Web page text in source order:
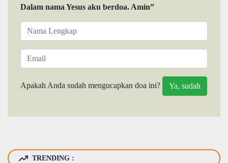
Dalam nama Yesus aku berdoa. Amin”
Apakah Anda sudah mengucapkan doa ini?
TRENDING :